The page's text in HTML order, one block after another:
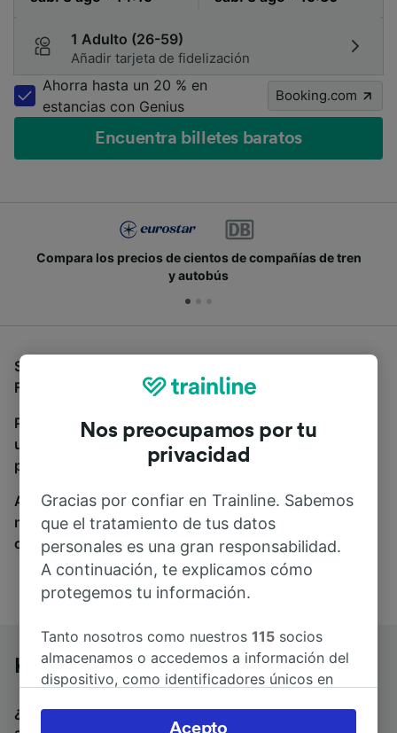
1 Adulto (26-59)
Añadir tarjeta de fidelización
Ahorra hasta un 20 % en
estancias con Genius
Booking.com
Encuentra billetes baratos
Compara los precios de cientos de compañías de tren
y autobús
Si estás buscando autobuses de Kolding St. a
Flensburg, estás en el sitio adecuado.
Para encontrar billetes de autobús, simplemente haz
una búsqueda y nosotros compararemos horarios y
precios tanto de tren como de autobús.
A donde quiera que vayas, tu viaje empieza con
nosotros. Encuentra billetes de más de 170
compañías de tren y autobús.
Kolding St. a Flensburg en autobús
¿Estás buscando un billete de vuelta para volver en
Nos preocupamos por tu
privacidad
Gracias por confiar en Trainline. Sabemos
que el tratamiento de tus datos
personales es una gran responsabilidad.
A continuación, te explicamos cómo
protegemos tu información.
Tanto nosotros como nuestros115 socios
almacenamos o accedemos a información del
dispositivo, como identificadores únicos en
Puedes aceptar o administrar tus preferencias
Acepto